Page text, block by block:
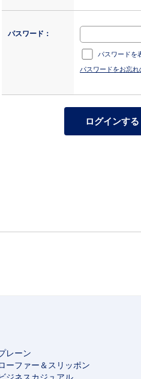
パスワード：
パスワードを
パスワードをお忘れ
レーン
ーファー＆スリッポン
ジネスカジュアル